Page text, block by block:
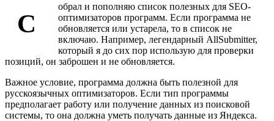
С
обрал и пополняю список полезных для SEO-
оптимизаторов программ. Если программа не
обновляется или устарела, то в список не
включаю. Например, легендарный AllSubmitter,
который я до сих пор использую для проверки
позиций, он заброшен и не обновляется.
Важное условие, программа должна быть полезной для
русскоязычных оптимизаторов. Если тип программы
предполагает работу или получение данных из поисковой
системы, то она должна уметь получать данные из Яндекса.